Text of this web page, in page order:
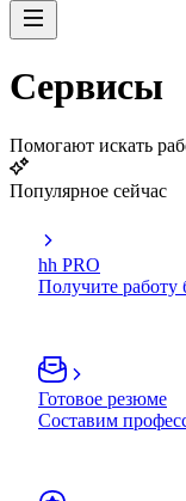
Сервисы
Помогают искать
Популярное сейчас
hh PRO
Получите работу
Готовое резюме
Составим